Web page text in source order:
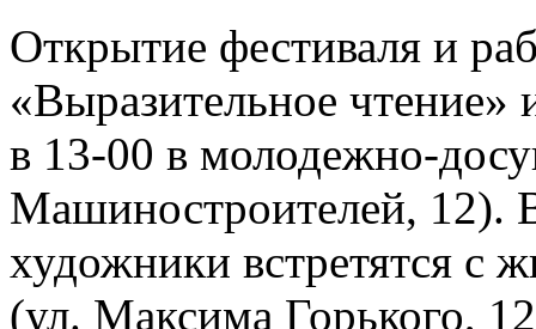
Открытие фестиваля и
«Выразительное чтение»
в 13-00 в молодежно-
Машиностроителей, 12).
художники встретятся с
(ул. Максима Горького,